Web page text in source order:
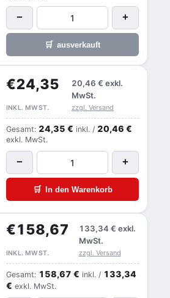
− +
🛒 ausverkauft
€24,35 20,46 € exkl.
MwSt.
INKL. MWST. zzgl. Versand
Gesamt: 24,35 € inkl. / 20,46 €
exkl. MwSt.
− +
🛒 In den Warenkorb
€158,67 133,34 € exkl.
MwSt.
INKL. MWST. zzgl. Versand
Gesamt: 158,67 € inkl. / 133,34
€ exkl. MwSt.